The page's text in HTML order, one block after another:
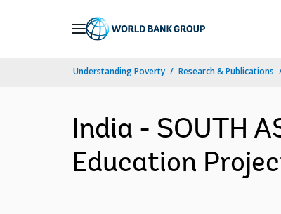
Understanding Poverty Research & Publications
India - SOUTH
Education